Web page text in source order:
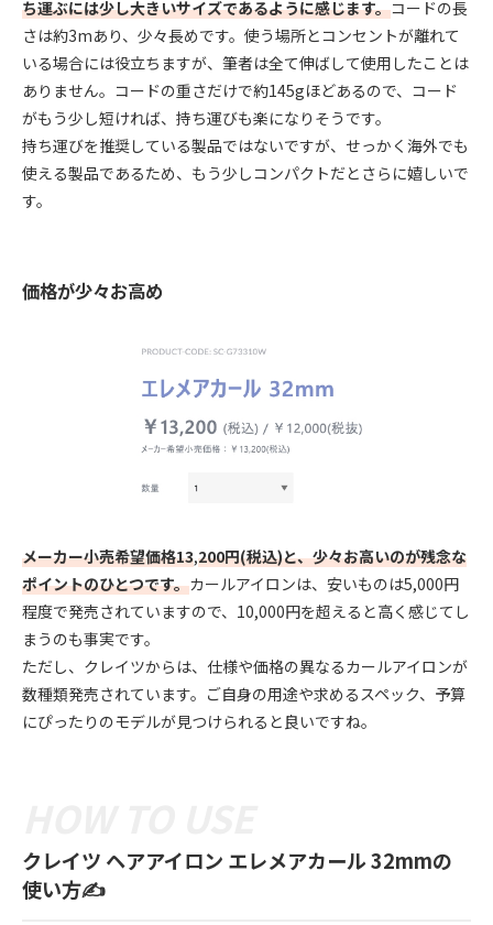
ち運ぶには少し大きいサイズであるように感じます。コードの長
さは約3mあり、少々長めです。使う場所とコンセントが離れて
いる場合には役立ちますが、筆者は全て伸ばして使用したことは
ありません。コードの重さだけで約145gほどあるので、コード
がもう少し短ければ、持ち運びも楽になりそうです。
持ち運びを推奨している製品ではないですが、せっかく海外でも
使える製品であるため、もう少しコンパクトだとさらに嬉しいで
す。
価格が少々お高め
メーカー小売希望価格13,200円(税込)と、少々お高いのが残念な
ポイントのひとつです。カールアイロンは、安いものは5,000円
程度で発売されていますので、10,000円を超えると高く感じてし
まうのも事実です。
ただし、クレイツからは、仕様や価格の異なるカールアイロンが
数種類発売されています。ご自身の用途や求めるスペック、予算
にぴったりのモデルが見つけられると良いですね。
クレイツ ヘアアイロン エレメアカール 32mmの
使い方✍️